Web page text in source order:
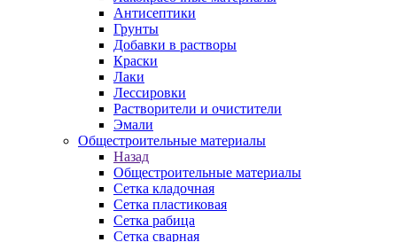
Антисептики
Грунты
Добавки в растворы
Краски
Лаки
Лессировки
Растворители и очистители
Эмали
Общестроительные материалы
Назад
Общестроительные материалы
Сетка кладочная
Сетка пластиковая
Сетка рабица
Сетка сварная